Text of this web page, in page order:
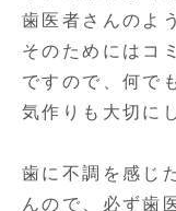
歯医者さんのよ
そのためにはコ
ですので、何で
気作りも大切に
歯に不調を感じ
んので、必ず歯